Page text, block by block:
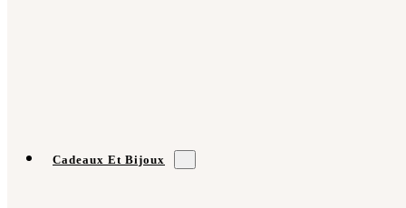
Cadeaux Et Bijoux